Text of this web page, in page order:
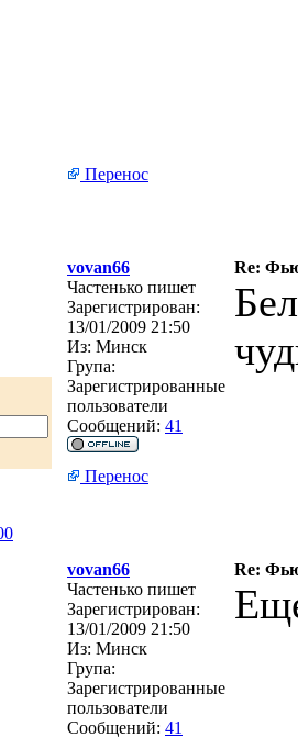
Перенос
vovan66
Re:
Частенько пишет
Зарегистрирован:
13/01/2009 21:50
Из: Минск
Група:
Зарегистрированные
пользователи
Сообщений: 41
Перенос
vovan66
Re:
Частенько пишет
Зарегистрирован:
13/01/2009 21:50
Из: Минск
Група:
Зарегистрированные
пользователи
Сообщений: 41